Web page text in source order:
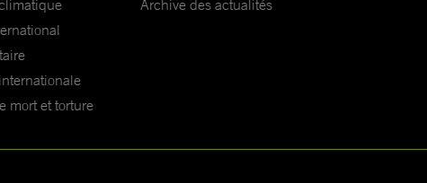
mort et torture
Archive des actualités